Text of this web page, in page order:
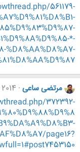
561179-
*-
%D8%AA%D8%A7-
مرتضی ساعی
372392-
page16?